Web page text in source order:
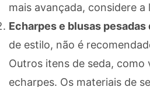
mais avançada, considere a
Echarpes e blusas pesadas
de estilo, não é
Outros itens de seda, como
echarpes. Os materiais de